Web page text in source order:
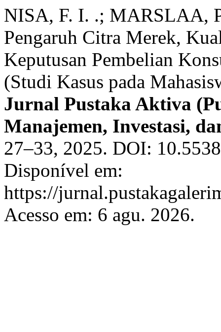
NISA, F. I. .; MARSLAA,
Pengaruh Citra Merek,
Keputusan Pembelian
(Studi Kasus pada
Jurnal Pustaka Aktiva
Manajemen, Investasi,
27–33, 2025. DOI:
Disponível em:
https://
Acesso em: 6 agu. 2026.